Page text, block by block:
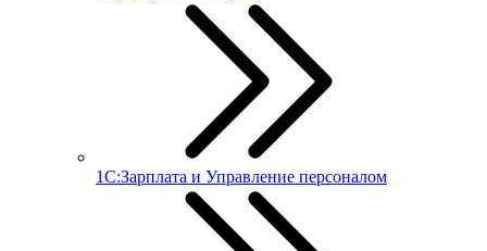
1С:Зарплата и Управление персоналом